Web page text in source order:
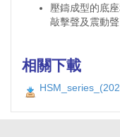
壓鑄成型的底
敲擊聲及震動聲
相關下載